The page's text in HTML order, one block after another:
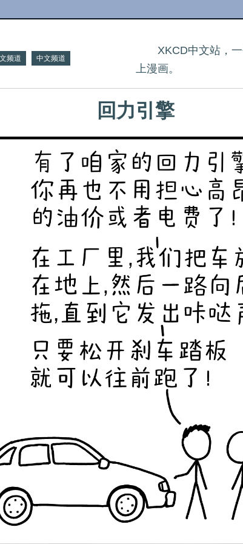
频道 中文频道
XKCD中文站，
上漫画。
回力引擎